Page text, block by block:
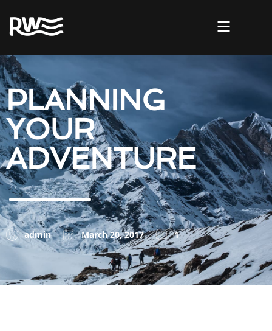
PLANNING
YOUR
ADVENTURE
admin March 20, 2017 1